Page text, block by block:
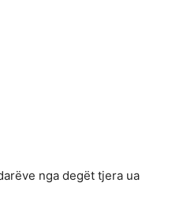
nga degët tjera ua